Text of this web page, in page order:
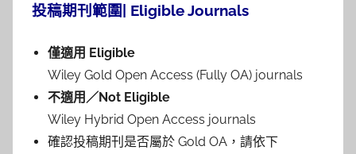
投稿期刊範圍| Eligible Journals
僅適用 Eligible
Wiley Gold Open Access (Fully OA) journals
不適用／Not Eligible
Wiley Hybrid Open Access journals
確認投稿期刊是否屬於 Gold OA，請依下